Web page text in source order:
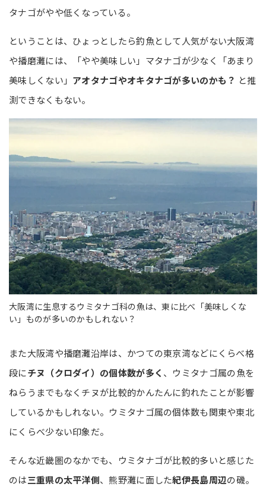
タナゴがやや低くなっている。
ということは、ひょっとしたら釣魚として人気がない大阪湾
や播磨灘には、「やや美味しい」マタナゴが少なく「あまり
美味しくない」 アオタナゴやオキタナゴが多いのかも？ と推
測できなくもない。
大阪湾に生息するウミタナゴ科の魚は、東に比べ「美味しくな
い」ものが多いのかもしれない？
また大阪湾や播磨灘沿岸は、かつての東京湾などにくらべ格
段にチヌ（クロダイ）の個体数が多く 、ウミタナゴ属の魚を
ねらうまでもなくチヌが比較的かんたんに釣れたことが影響
しているかもしれない。ウミタナゴ属の個体数も関東や東北
にくらべ少ない印象だ。
そんな近畿圏のなかでも、ウミタナゴが比較的多いと感じた
のは三重県の太平洋側、熊野灘に面した紀伊長島周辺の磯。